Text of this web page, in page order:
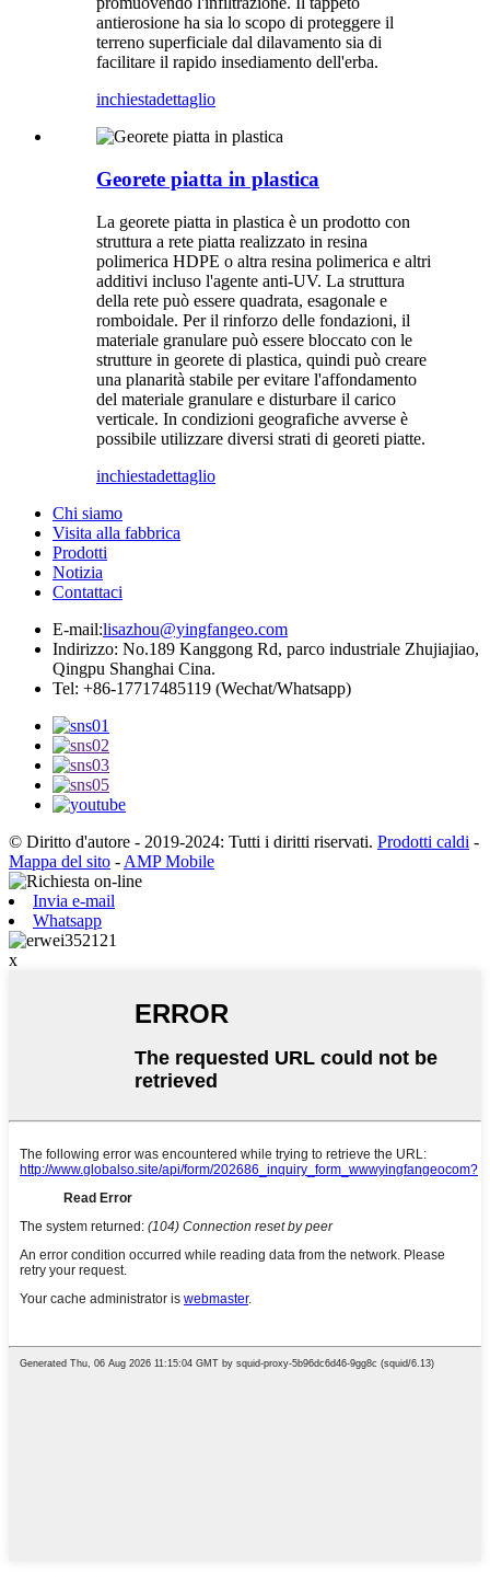
antierosione ha sia lo scopo di proteggere il
terreno superficiale dal dilavamento sia di
facilitare il rapido insediamento dell'erba.
inchiestadettaglio
Georete piatta in plastica
La georete piatta in plastica è un prodotto con
struttura a rete piatta realizzato in resina
polimerica HDPE o altra resina polimerica e altri
additivi incluso l'agente anti-UV. La struttura
della rete può essere quadrata, esagonale e
romboidale. Per il rinforzo delle fondazioni, il
materiale granulare può essere bloccato con le
strutture in georete di plastica, quindi può creare
una planarità stabile per evitare l'affondamento
del materiale granulare e disturbare il carico
verticale. In condizioni geografiche avverse è
possibile utilizzare diversi strati di georeti piatte.
inchiestadettaglio
Chi siamo
Visita alla fabbrica
Prodotti
Notizia
Contattaci
E-mail:lisazhou@yingfangeo.com
Indirizzo: No.189 Kanggong Rd, parco industriale Zhujiajiao,
Qingpu Shanghai Cina.
Tel: +86-17717485119 (Wechat/Whatsapp)
© Diritto d'autore - 2019-2024: Tutti i diritti riservati. Prodotti caldi -
Mappa del sito - AMP Mobile
Invia e-mail
Whatsapp
x